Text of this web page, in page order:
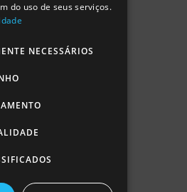
do uso de seus serviços.
NECESSÁRIOS